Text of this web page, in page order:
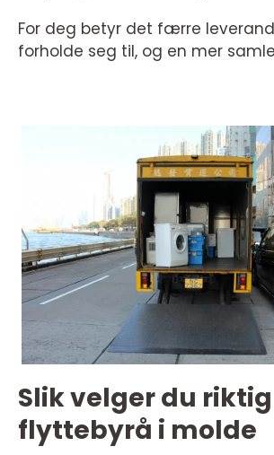
For deg betyr det færre
forholde seg til, og en mer
Slik velger du riktig
flyttebyrå i molde